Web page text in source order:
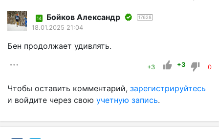
14 Бойков Александр 17628
18.01.2025 21:04
Бен продолжает удивлять.
+3 +3 0
Чтобы оставить комментарий, зарегистрируйтесь
и войдите через свою учетную запись.